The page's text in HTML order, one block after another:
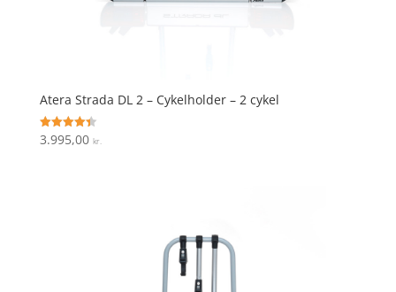
Atera Strada DL 2 – Cykelholder – 2 cykel
Vurderet
4.4
3.995,00 kr.